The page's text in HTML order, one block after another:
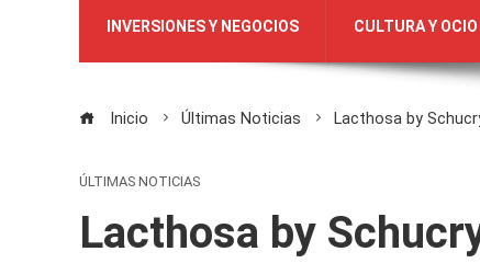
INVERSIONES Y NEGOCIOS CULTURA Y OCIO
Inicio Últimas Noticias Lacthosa by
ÚLTIMAS NOTICIAS
Lacthosa by